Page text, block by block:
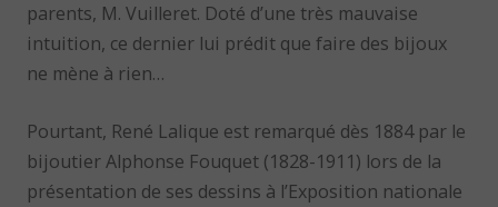
parents, M. Vuilleret. Doté d’une très mauvaise
intuition, ce dernier lui prédit que faire des bijoux
ne mène à rien…
Pourtant, René Lalique est remarqué dès 1884 par le
bijoutier Alphonse Fouquet (1828-1911) lors de la
présentation de ses dessins à l’Exposition nationale